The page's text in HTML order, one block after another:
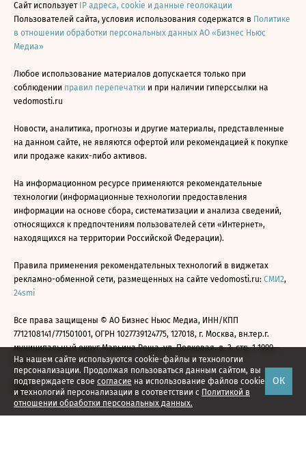
На нашем сайте используются cookie-файлы и технологии
персонализации. Продолжая пользоваться данным сайтом, вы
подтверждаете свое согласие на использование файлов cookie
и технологий персонализации в соответствии с Политикой в
отношении обработки персональных данных.
ОК
Сайт использует IP адреса, cookie и данные геолокации
Пользователей сайта, условия использования содержатся в Политике
в отношении обработки персональных данных АО «Бизнес Ньюс
Медиа»
Любое использование материалов допускается только при
соблюдении правил перепечатки и при наличии гиперссылки на
vedomosti.ru
Новости, аналитика, прогнозы и другие материалы, представленные
на данном сайте, не являются офертой или рекомендацией к покупке
или продаже каких-либо активов.
На информационном ресурсе применяются рекомендательные
технологии (информационные технологии предоставления
информации на основе сбора, систематизации и анализа сведений,
относящихся к предпочтениям пользователей сети «Интернет»,
находящихся на территории Российской Федерации).
Правила применения рекомендательных технологий в виджетах
рекламно-обменной сети, размещенных на сайте vedomosti.ru: СМИ2,
24smi
Все права защищены © АО Бизнес Ньюс Медиа, ИНН/КПП
7712108141/771501001, ОГРН 1027739124775, 127018, г. Москва, вн.тер.г.
муниципальный округ Марьина Роща, ул. Полковая, д. 3, стр. 1 1999—
2026